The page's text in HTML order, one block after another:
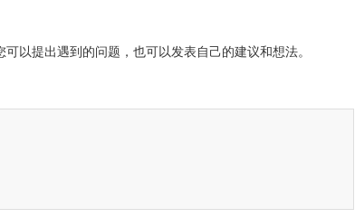
以提出遇到的问题，也可以发表自己的建议和想法。